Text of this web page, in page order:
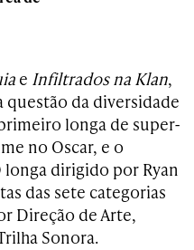
e Infiltrados na Klan,
da diversidade
longa de super-
no Oscar, e o
dirigido por Ryan
das sete categorias
Direção de Arte,
Sonora.